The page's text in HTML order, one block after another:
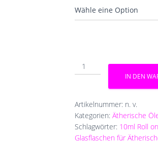
10ml
Roll
Glasflaschen
für
Ätherisches
Öle
Menge
IN DEN
Artikelnummer: n. v.
Kategorien: Ätherische
Schlagwörter: 10ml Roll
Glasflaschen für